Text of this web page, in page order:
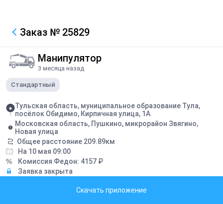
Заказ № 25829
Манипулятор
3 месяца назад
Стандартный
Тульская область, муниципальное образование Тула,
посёлок Обидимо, Кирпичная улица, 1А
Московская область, Пушкино, микрорайон Звягино,
Новая улица
Общее расстояние 209.89км
На 10 мая 09:00
Комиссия Федон: 4157 ₽
Заявка закрыта
Скачать приложение